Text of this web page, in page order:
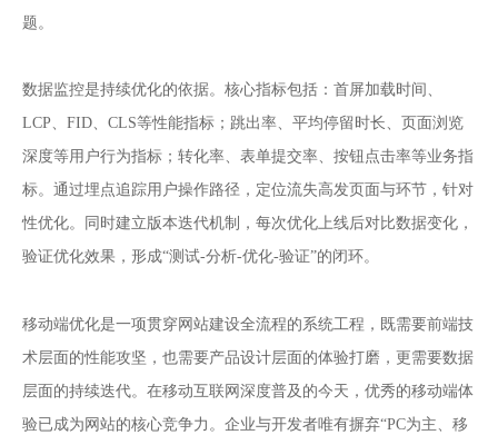
题。
数据监控是持续优化的依据。核心指标包括：首屏加载时间、
LCP、FID、CLS等性能指标；跳出率、平均停留时长、页面浏览
深度等用户行为指标；转化率、表单提交率、按钮点击率等业务指
标。通过埋点追踪用户操作路径，定位流失高发页面与环节，针对
性优化。同时建立版本迭代机制，每次优化上线后对比数据变化，
验证优化效果，形成“测试-分析-优化-验证”的闭环。
移动端优化是一项贯穿网站建设全流程的系统工程，既需要前端技
术层面的性能攻坚，也需要产品设计层面的体验打磨，更需要数据
层面的持续迭代。在移动互联网深度普及的今天，优秀的移动端体
验已成为网站的核心竞争力。企业与开发者唯有摒弃“PC为主、移